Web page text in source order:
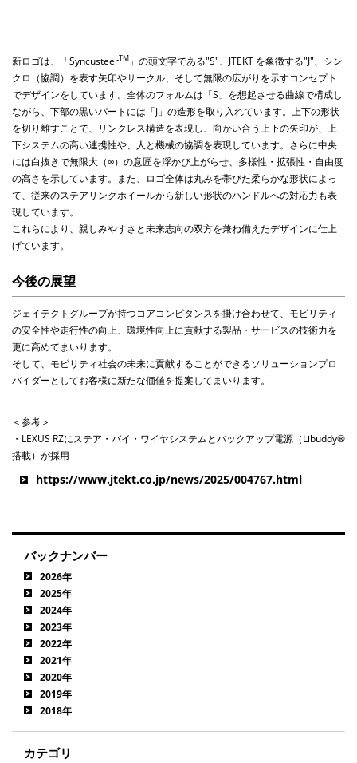
新ロゴは、「SyncusteerTM 」の頭文字である"S"、 JTEKT を象徴する"J"、シン
クロ（協調）を表す矢印やサークル、そして無限の広がりを示すコンセプト
でデザインをしています。全体のフォルムは「S 」を想起させる曲線で構成し
ながら、下部の黒いパートには「J 」の造形を取り入れています。 上下の形状
を切り離すことで、リンクレス構造を表現し、向かい合う上下の矢印が、上
下システムの高い連携性や、人と機械の協調を表現しています。さらに中央
には白抜きで無限大（∞）の意匠を浮かび上がらせ、多様性・拡張性・自由度
の高さを示しています。 また、ロゴ全体は丸みを帯びた柔らかな形状によっ
て、従来のステアリングホイールから新しい形状のハンドルへの対応力も表
現しています。
これらにより、親しみやすさと未来志向の双方を兼ね備えたデザインに仕上
げています。
今後の展望
ジェイテクトグループが持つコアコンピタンスを掛け合わせて、モビリティ
の安全性や走行性の向上、環境性向上に貢献する製品・サービスの技術力を
更に高めてまいります。
そして、モビリティ社会の未来に貢献することができるソリューションプロ
バイダーとしてお客様に新たな価値を提案してまいります。
＜参考＞
・ LEXUS RZにステア・バイ・ワイヤシステムとバックアップ電源（Libuddy®
搭載）が採用
https://www.jtekt.co.jp/news/2025/004767.html
バックナンバー
2026年
2025年
2024年
2023年
2022年
2021年
2020年
2019年
2018年
カテゴリ